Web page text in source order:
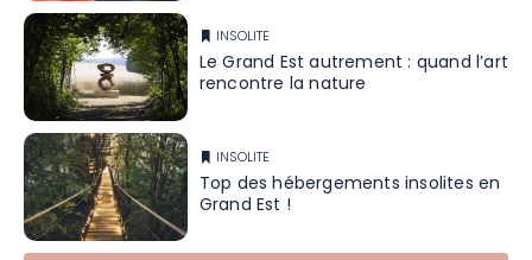
INSOLITE
Le Grand Est autrement : quand l’art
rencontre la nature
INSOLITE
Top des hébergements insolites en
Grand Est !